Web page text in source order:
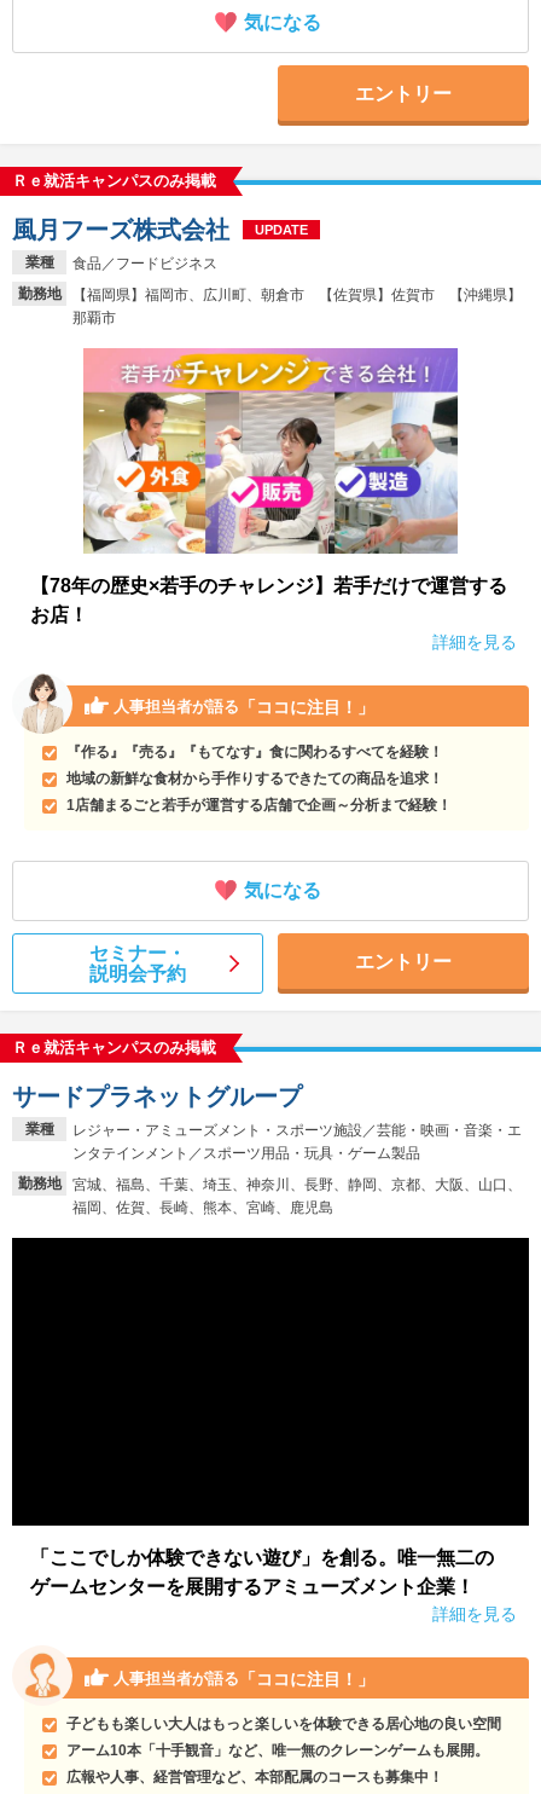
気になる
エントリー
Ｒｅ就活キャンパスのみ掲載
業種
食品／フードビジネス
勤務地
【福岡県】福岡市、広川町、朝倉市 【佐賀県】佐賀市 【沖縄県】
那覇市
風月フーズ株式会社 UPDATE
【78年の歴史×若手のチャレンジ】若手だけで運営する
お店！
詳細を見る
人事担当者が語る 「ココに注目！」
『作る』『売る』『もてなす』食に関わるすべてを経験！
地域の新鮮な食材から手作りするできたての商品を追求！
1店舗まるごと若手が運営する店舗で企画～分析まで経験！
気になる
セミナー・
説明会予約
エントリー
Ｒｅ就活キャンパスのみ掲載
業種
レジャー・アミューズメント・スポーツ施設／芸能・映画・音楽・エ
ンタテインメント／スポーツ用品・玩具・ゲーム製品
勤務地
宮城、福島、千葉、埼玉、神奈川、長野、静岡、京都、大阪、山口、
福岡、佐賀、長崎、熊本、宮崎、鹿児島
サードプラネットグループ
「ここでしか体験できない遊び」を創る。唯一無二の
ゲームセンターを展開するアミューズメント企業！
詳細を見る
人事担当者が語る 「ココに注目！」
子どもも楽しい大人はもっと楽しいを体験できる居心地の良い空間
アーム10本「十手観音」など、唯一無のクレーンゲームも展開。
広報や人事、経営管理など、本部配属のコースも募集中！